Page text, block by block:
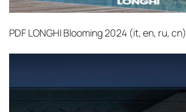
PDFLONGHI Blooming 2024 (it, en, ru, cn)‎